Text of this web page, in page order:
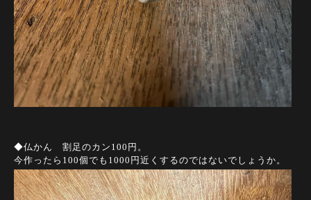
◆仏かん 割足のカン100円。
今作ったら100個でも1000円近くするのではないでしょうか。